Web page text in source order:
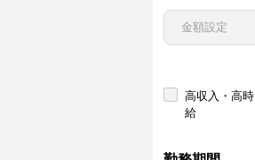
高収入・高時
給